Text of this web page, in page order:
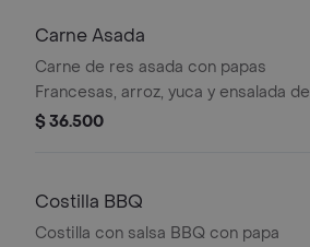
Carne Asada
Carne de res asada con papas
Francesas, arroz, yuca y ensalada de
la casa
$ 36.500
Costilla BBQ
Costilla con salsa BBQ con papa